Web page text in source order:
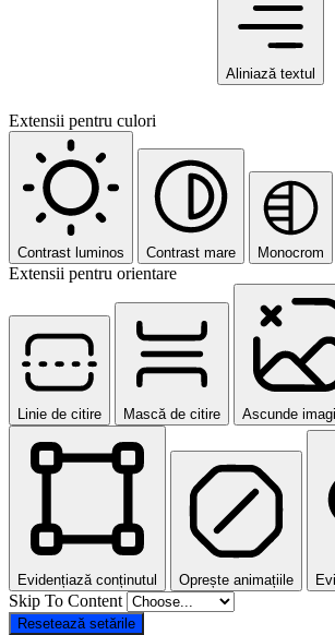
Aliniază textul
Extensii pentru culori
Contrast luminos Contrast mare Monocrom
Extensii pentru orientare
Linie de citire Mască de citire Ascunde
Evidențiază conținutul Oprește animațiile
Skip To Content
Resetează setările